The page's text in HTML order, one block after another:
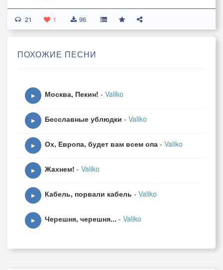
21 1 96
ПОХОЖИЕ ПЕСНИ
▶ Москва, Пекин! - Valiko
▶ Бесславные ублюдки - Valiko
▶ Ох, Европа, будет вам всем опа - Valiko
▶ Жахнем! - Valiko
▶ Кабель, порвали кабель - Valiko
▶ Черешня, черешня... - Valiko